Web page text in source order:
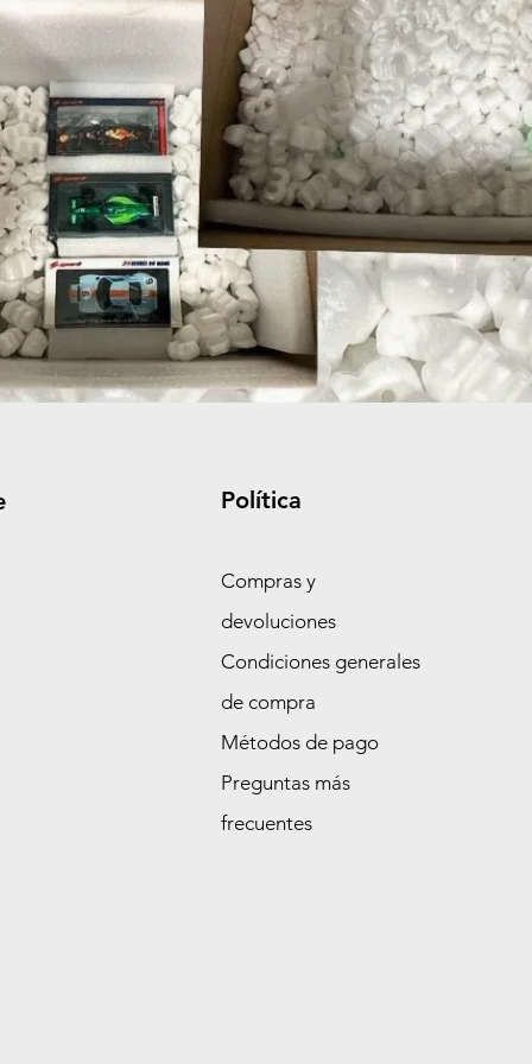
Política
Compras y
devoluciones
Condiciones generales
de compra
Métodos de pago
Preguntas más
frecuentes